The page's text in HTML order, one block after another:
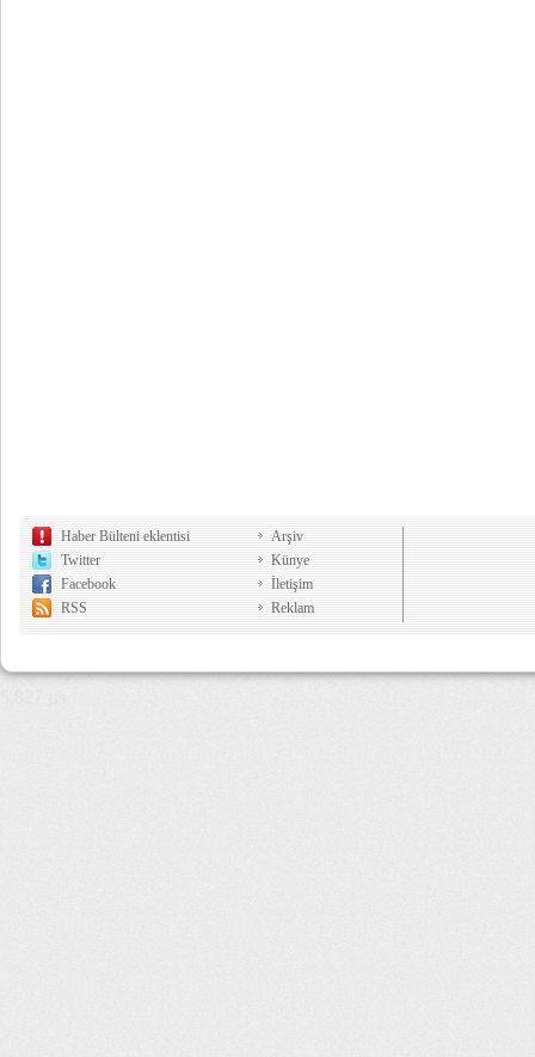
Haber Bülteni eklentisi
Twitter
Facebook
RSS
Arşiv
Künye
İletişim
Reklam